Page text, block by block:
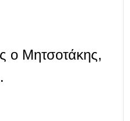
ο Μητσοτάκης,